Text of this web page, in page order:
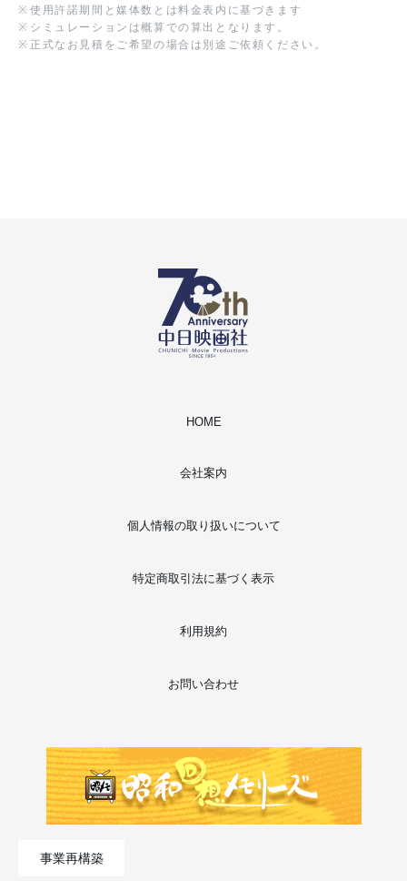
※ 使用許諾期間と媒体数とは料金表内に基づきます
※ シミュレーションは概算での算出となります。
※ 正式なお見積をご希望の場合は別途ご依頼ください。
HOME
会社案内
個人情報の取り扱いについて
特定商取引法に基づく表示
利用規約
お問い合わせ
事業再構築